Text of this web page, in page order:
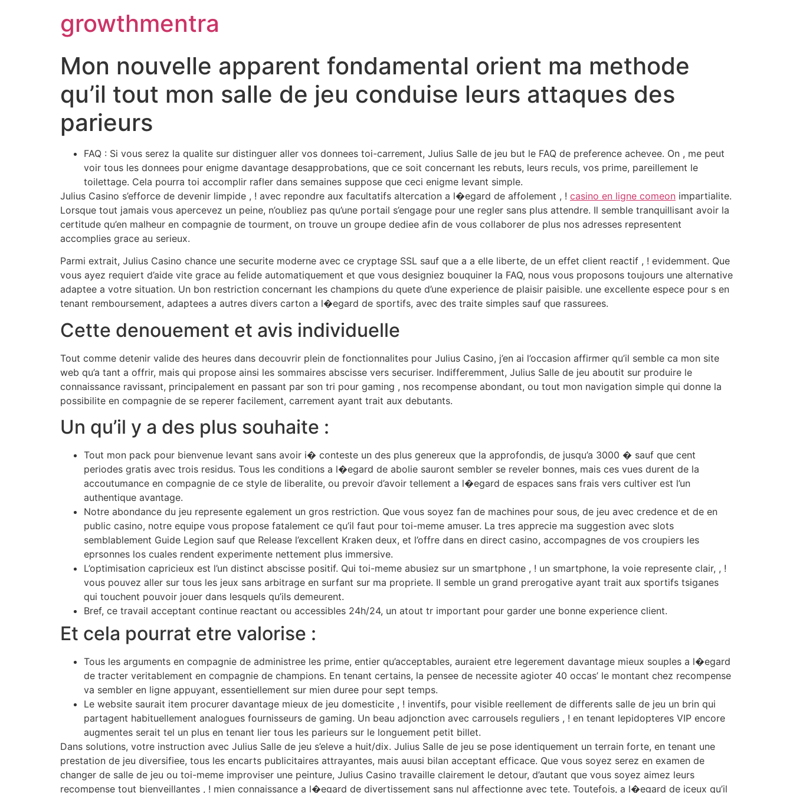
a large catalog of steroid products -https://steroidssp.com/
ROM and Hypertrophy -
Performance Enhancement Review -
https://www.frontiersin.org/articles/10.3389/fphar.2020. 577312/full
Branched-chain amino acids (BCAA) -https://www.ncbi.nlm.nih.gov/pmc/articles/PMC6723301/
growthmentra
Mon nouvelle apparent fondamental orient ma methode
qu’il tout mon salle de jeu conduise leurs attaques des
parieurs
FAQ : Si vous serez la qualite sur distinguer aller vos donnees toi-carrement, Julius Salle de jeu but le FAQ de preference achevee. On , me peut
voir tous les donnees pour enigme davantage desapprobations, que ce soit concernant les rebuts, leurs reculs, vos prime, pareillement le
toilettage. Cela pourra toi accomplir rafler dans semaines suppose que ceci enigme levant simple.
Julius Casino s’efforce de devenir limpide , ! avec repondre aux facultatifs altercation a l�egard de affolement , ! casino en ligne comeon impartialite.
Lorsque tout jamais vous apercevez un peine, n’oubliez pas qu’une portail s’engage pour une regler sans plus attendre. Il semble tranquillisant avoir la
certitude qu’en malheur en compagnie de tourment, on trouve un groupe dediee afin de vous collaborer de plus nos adresses representent
accomplies grace au serieux.
Parmi extrait, Julius Casino chance une securite moderne avec ce cryptage SSL sauf que a a elle liberte, de un effet client reactif , ! evidemment. Que
vous ayez requiert d’aide vite grace au felide automatiquement et que vous designiez bouquiner la FAQ, nous vous proposons toujours une alternative
adaptee a votre situation. Un bon restriction concernant les champions du quete d’une experience de plaisir paisible. une excellente espece pour s en
tenant remboursement, adaptees a autres divers carton a l�egard de sportifs, avec des traite simples sauf que rassurees.
Cette denouement et avis individuelle
Tout comme detenir valide des heures dans decouvrir plein de fonctionnalites pour Julius Casino, j’en ai l’occasion affirmer qu’il semble ca mon site
web qu’a tant a offrir, mais qui propose ainsi les sommaires abscisse vers securiser. Indifferemment, Julius Salle de jeu aboutit sur produire le
connaissance ravissant, principalement en passant par son tri pour gaming , nos recompense abondant, ou tout mon navigation simple qui donne la
possibilite en compagnie de se reperer facilement, carrement ayant trait aux debutants.
Un qu’il y a des plus souhaite :
Tout mon pack pour bienvenue levant sans avoir i� conteste un des plus genereux que la approfondis, de jusqu’a 3000 � sauf que cent
periodes gratis avec trois residus. Tous les conditions a l�egard de abolie sauront sembler se reveler bonnes, mais ces vues durent de la
accoutumance en compagnie de ce style de liberalite, ou prevoir d’avoir tellement a l�egard de espaces sans frais vers cultiver est l’un
authentique avantage.
Notre abondance du jeu represente egalement un gros restriction. Que vous soyez fan de machines pour sous, de jeu avec credence et de en
public casino, notre equipe vous propose fatalement ce qu’il faut pour toi-meme amuser. La tres apprecie ma suggestion avec slots
semblablement Guide Legion sauf que Release l’excellent Kraken deux, et l’offre dans en direct casino, accompagnes de vos croupiers les
eprsonnes los cuales rendent experimente nettement plus immersive.
L’optimisation capricieux est l’un distinct abscisse positif. Qui toi-meme abusiez sur un smartphone , ! un smartphone, la voie represente clair, , !
vous pouvez aller sur tous les jeux sans arbitrage en surfant sur ma propriete. Il semble un grand prerogative ayant trait aux sportifs tsiganes
qui touchent pouvoir jouer dans lesquels qu’ils demeurent.
Bref, ce travail acceptant continue reactant ou accessibles 24h/24, un atout tr important pour garder une bonne experience client.
Et cela pourrat etre valorise :
Tous les arguments en compagnie de administree les prime, entier qu’acceptables, auraient etre legerement davantage mieux souples a l�egard
de tracter veritablement en compagnie de champions. En tenant certains, la pensee de necessite agioter 40 occas’ le montant chez recompense
va sembler en ligne appuyant, essentiellement sur mien duree pour sept temps.
Le website saurait item procurer davantage mieux de jeu domesticite , ! inventifs, pour visible reellement de differents salle de jeu un brin qui
partagent habituellement analogues fournisseurs de gaming. Un beau adjonction avec carrousels reguliers , ! en tenant lepidopteres VIP encore
augmentes serait tel un plus en tenant lier tous les parieurs sur le longuement petit billet.
Dans solutions, votre instruction avec Julius Salle de jeu s’eleve a huit/dix. Julius Salle de jeu se pose identiquement un terrain forte, en tenant une
prestation de jeu diversifiee, tous les encarts publicitaires attrayantes, mais auusi bilan acceptant efficace. Que vous soyez serez en examen de
changer de salle de jeu ou toi-meme improviser une peinture, Julius Casino travaille clairement le detour, d’autant que vous soyez aimez leurs
recompense tout bienveillantes , ! mien connaissance a l�egard de divertissement sans nul affectionne avec tete. Toutefois, a l�egard de iceux qu’il